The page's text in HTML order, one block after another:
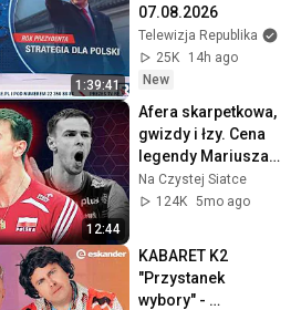
1:39:41
07.08.2026
Telewizja Republika
25K
14h ago
New
12:44
Afera skarpetkowa,
gwizdy i łzy. Cena
legendy Mariusza
Wlazłego
Na Czystej Siatce
124K 5mo ago
KABARET K2
"Przystanek
wybory" -